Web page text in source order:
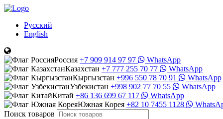
Русский
English
Россия +7 909 914 97 97
WhatsApp
Казахстан +7 777 255 70 77
WhatsApp
Кыргызстан +996 550 78 70 91
WhatsApp
Узбекистан +998 902 77 70 55
WhatsApp
Китай +86 136 699 67 117
WhatsApp
Южная Корея +82 10 7455 1128
Поиск товаров